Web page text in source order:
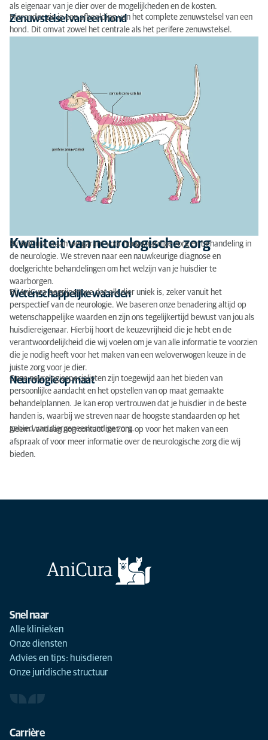
als eigenaar van je dier over de mogelijkheden en de kosten.
Zenuwstelsel van een hond
Hieronder zie je een afbeelding van het complete zenuwstelsel van een
hond. Dit omvat zowel het centrale als het perifere zenuwstelsel.
Kwaliteit van neurologische zorg
Bij AniCura staan we garant voor hoogwaardige zorg en behandeling in
de neurologie. We streven naar een nauwkeurige diagnose en
doelgerichte behandelingen om het welzijn van je huisdier te
waarborgen.
Wetenschappelijke waarden
Bij AniCura begrijpen we dat elk dier uniek is, zeker vanuit het
perspectief van de neurologie. We baseren onze benadering altijd op
wetenschappelijke waarden en zijn ons tegelijkertijd bewust van jou als
huisdiereigenaar. Hierbij hoort de keuzevrijheid die je hebt en de
verantwoordelijkheid die wij voelen om je van alle informatie te voorzien
die je nodig heeft voor het maken van een weloverwogen keuze in de
juiste zorg voor je dier.
Neurologie op maat
Onze neurologiespecialisten zijn toegewijd aan het bieden van
persoonlijke aandacht en het opstellen van op maat gemaakte
behandelplannen. Je kan erop vertrouwen dat je huisdier in de beste
handen is, waarbij we streven naar de hoogste standaarden op het
gebied van diergeneeskundige zorg.
Neem vandaag nog contact met ons op voor het maken van een
afspraak of voor meer informatie over de neurologische zorg die wij
bieden.
Snel naar
Alle klinieken
Onze diensten
Advies en tips: huisdieren
Onze juridische structuur
Carrière